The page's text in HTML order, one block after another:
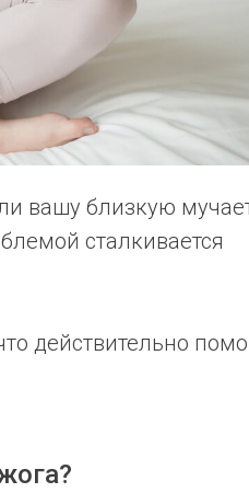
вашу близкую
сталкивается
действительно